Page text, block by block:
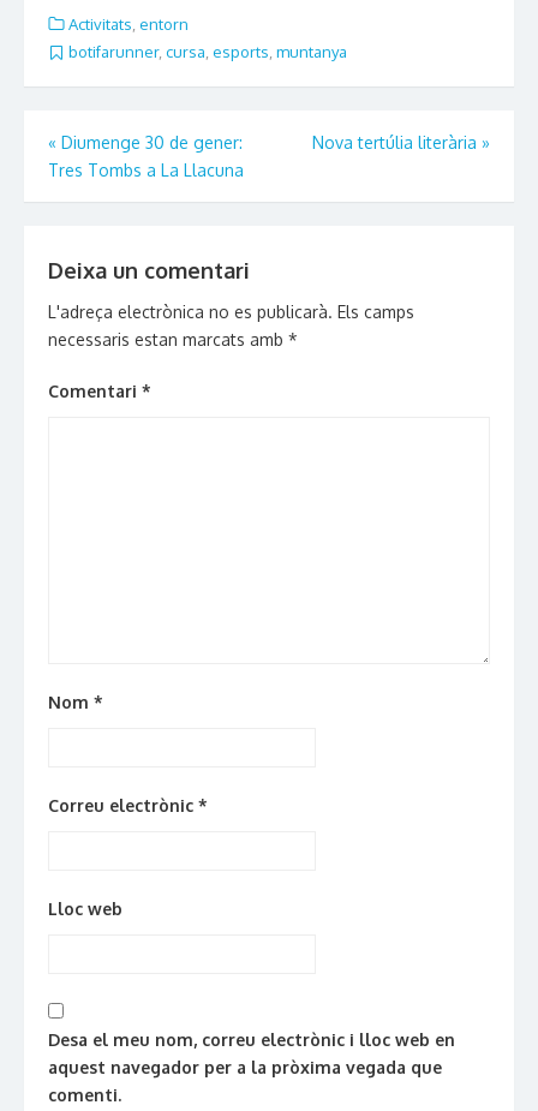
new
window)
new
window)
new
window)
Activitats entorn
botifarunner, cursa, esports, muntanya
Navegació
d'entrades
« Diumenge 30 de gener:
Tres Tombs a La Llacuna
Nova tertúlia literària »
Deixa un comentari
L'adreça electrònica no es publicarà. Els camps
necessaris estan marcats amb *
Comentari *
Nom *
Correu electrònic *
Lloc web
Desa el meu nom, correu electrònic i lloc web en
aquest navegador per a la pròxima vegada que
comenti.